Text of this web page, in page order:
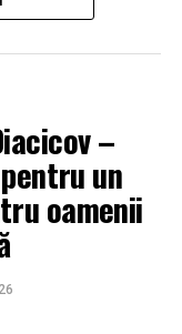
–
un
oamenii